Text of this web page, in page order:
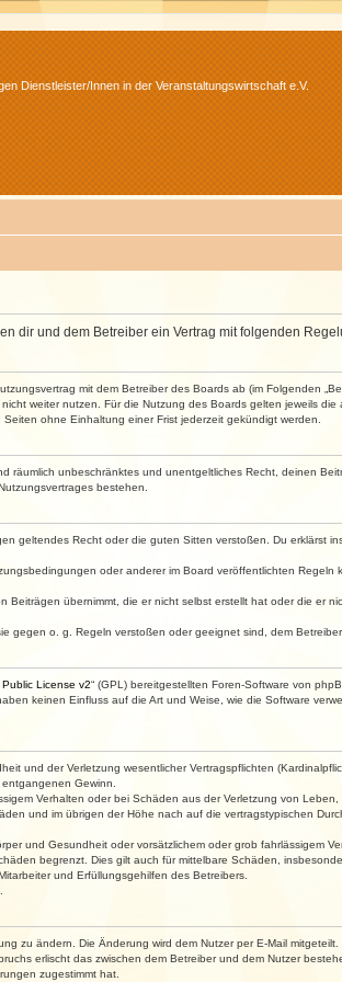
Dienstleister/Innen in der Veranstaltungswirtschaft e.V.
dir und dem Betreiber ein Vertrag mit folgenden
mit dem Betreiber des Boards ab (im Folgenden
weiter nutzen. Für die Nutzung des Boards gelten jeweils die
ohne Einhaltung einer Frist jederzeit gekündigt werden.
räumlich unbeschränktes und unentgeltliches Recht, deinen
bestehen.
geltendes Recht oder die guten Sitten verstoßen. Du erklärst
oder anderer im Board veröffentlichten
übernimmt, die er nicht selbst erstellt hat oder die er
o. g. Regeln verstoßen oder geeignet sind, dem
License v2“ (GPL) bereitgestellten Foren-Software von
keinen Einfluss auf die Art und Weise, wie die Software
und der Verletzung wesentlicher Vertragspflichten
Gewinn.
Verhalten oder bei Schäden aus der Verletzung von
und im übrigen der Höhe nach auf die vertragstypischen
und Gesundheit oder vorsätzlichem oder grob fahrlässigem
begrenzt. Dies gilt auch für mittelbare Schäden,
und Erfüllungsgehilfen des Betreibers.
zu ändern. Die Änderung wird dem Nutzer per E-Mail mitgeteilt.
erlischt das zwischen dem Betreiber und dem Nutzer
zugestimmt hat.